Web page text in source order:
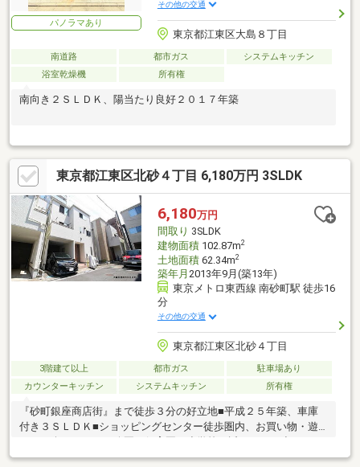
パノラマあり
その他の交通
東京都江東区大島８丁目
南道路 都市ガス
システムキッチン
浴室乾燥機
所有権
南向き２ＳＬＤＫ、陽当たり良好２０１７年築
東京都江東区北砂４丁目 6,180万円 3SLDK
6,180万円
間取り 3SLDK
建物面積102.87m2
土地面積62.34m2
築年月 2013年9月(築13年)
東京メトロ東西線 南砂町駅 徒歩16
分
その他の交通
東京都江東区北砂４丁目
3階建て以上 都市ガス
駐車場あり
カウンターキッチン
システムキッチン 所有権
『砂町銀座商店街』まで徒歩３分の好立地■平成２５年築、車庫
付き３ＳＬＤＫ■ショッピングセンター徒歩圏内、お買い物・遊
子さまにやさしい環境です。